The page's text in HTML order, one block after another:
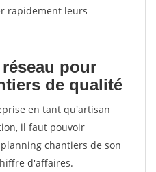
rapidement leurs
pour
de qualité
en tant qu'artisan
il faut pouvoir
chantiers de son
d'affaires.